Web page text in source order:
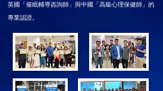
英國「催眠輔導咨詢師」與中國「高級心理保健師」的
專業認證。